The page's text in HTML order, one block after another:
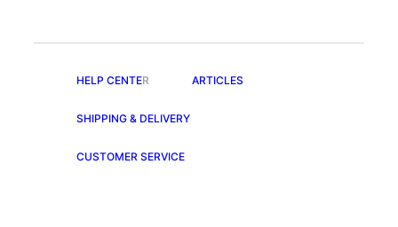
HELP CENTER ARTICLES
SHIPPING & DELIVERY
CUSTOMER SERVICE